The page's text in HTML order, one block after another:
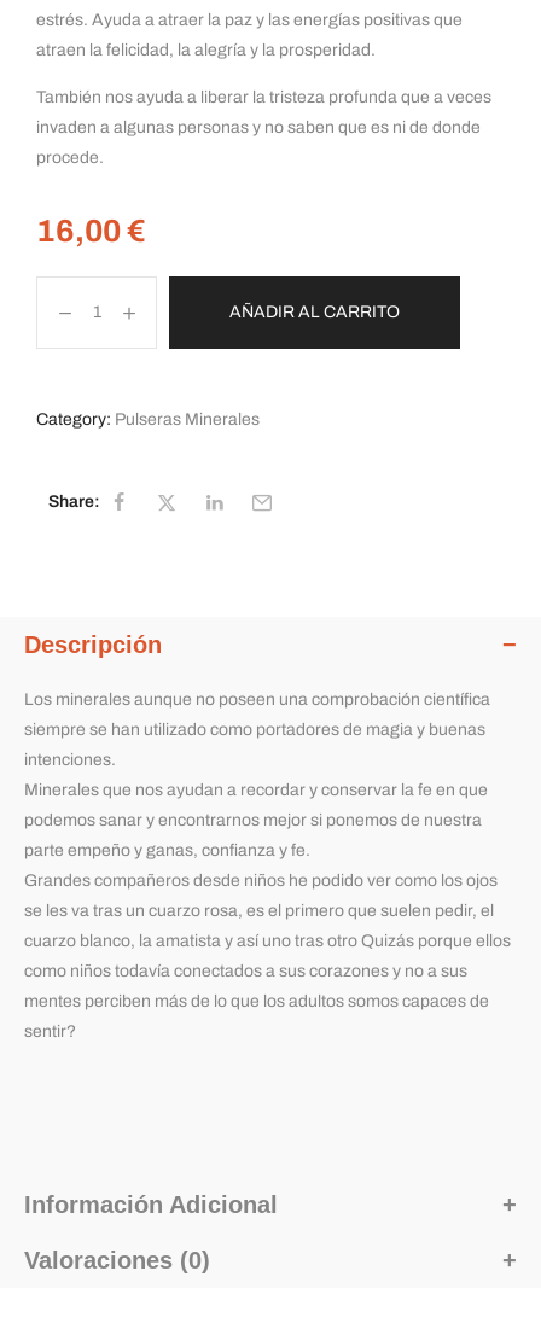
estrés. Ayuda a atraer la paz y las energías positivas que
atraen la felicidad, la alegría y la prosperidad.
También nos ayuda a liberar la tristeza profunda que a veces
invaden a algunas personas y no saben que es ni de donde
procede.
16,00€
AÑADIR AL CARRITO
Category: Pulseras Minerales
Share:
Descripción
Los minerales aunque no poseen una comprobación científica
siempre se han utilizado como portadores de magia y buenas
intenciones.
Minerales que nos ayudan a recordar y conservar la fe en que
podemos sanar y encontrarnos mejor si ponemos de nuestra
parte empeño y ganas, confianza y fe.
Grandes compañeros desde niños he podido ver como los ojos
se les va tras un cuarzo rosa, es el primero que suelen pedir, el
cuarzo blanco, la amatista y así uno tras otro Quizás porque ellos
como niños todavía conectados a sus corazones y no a sus
mentes perciben más de lo que los adultos somos capaces de
sentir?
Información Adicional
Valoraciones (0)